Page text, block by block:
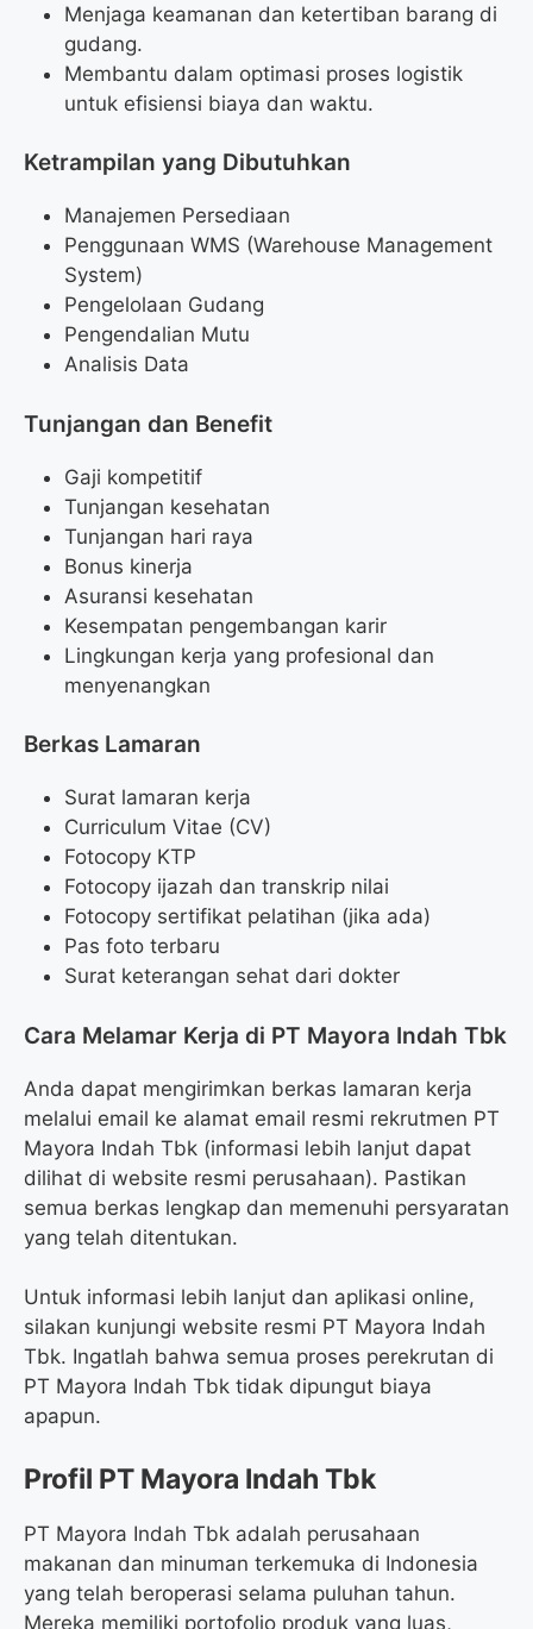
Menjaga keamanan dan ketertiban barang di
gudang.
Membantu dalam optimasi proses logistik
untuk efisiensi biaya dan waktu.
Ketrampilan yang Dibutuhkan
Manajemen Persediaan
Penggunaan WMS (Warehouse Management
System)
Pengelolaan Gudang
Pengendalian Mutu
Analisis Data
Tunjangan dan Benefit
Gaji kompetitif
Tunjangan kesehatan
Tunjangan hari raya
Bonus kinerja
Asuransi kesehatan
Kesempatan pengembangan karir
Lingkungan kerja yang profesional dan
menyenangkan
Berkas Lamaran
Surat lamaran kerja
Curriculum Vitae (CV)
Fotocopy KTP
Fotocopy ijazah dan transkrip nilai
Fotocopy sertifikat pelatihan (jika ada)
Pas foto terbaru
Surat keterangan sehat dari dokter
Cara Melamar Kerja di PT Mayora Indah Tbk
Anda dapat mengirimkan berkas lamaran kerja
melalui email ke alamat email resmi rekrutmen PT
Mayora Indah Tbk (informasi lebih lanjut dapat
dilihat di website resmi perusahaan). Pastikan
semua berkas lengkap dan memenuhi persyaratan
yang telah ditentukan.
Untuk informasi lebih lanjut dan aplikasi online,
silakan kunjungi website resmi PT Mayora Indah
Tbk. Ingatlah bahwa semua proses perekrutan di
PT Mayora Indah Tbk tidak dipungut biaya
apapun.
Profil PT Mayora Indah Tbk
PT Mayora Indah Tbk adalah perusahaan
makanan dan minuman terkemuka di Indonesia
yang telah beroperasi selama puluhan tahun.
Mereka memiliki portofolio produk yang luas,